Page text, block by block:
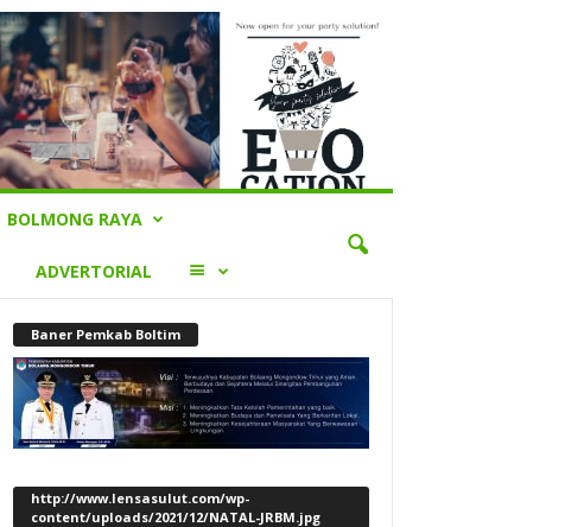
BOLMONG RAYA
ADVERTORIAL LAINNYA
Baner Pemkab Boltim
http://www.lensasulut.com/wp-
content/uploads/2021/12/NATAL-JRBM.jpg